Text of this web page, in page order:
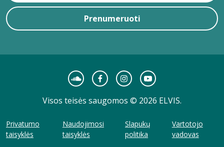
Prenumeruoti
Visos teisės saugomos © 2026 ELVIS.
Privatumo
taisyklės
Naudojimosi
taisyklės
Slapukų
politika
Vartotojo
vadovas